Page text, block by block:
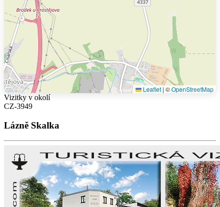
Leaflet|©OpenStreetMap
Vizitky v okolí
CZ-3949
Lázně Skalka